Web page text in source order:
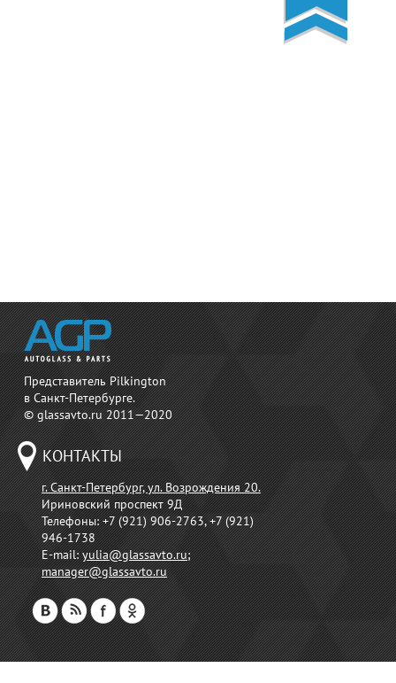
Представитель Pilkington
в Санкт-Петербурге.
© glassavto.ru 2011—2020
КОНТАКТЫ
г. Санкт-Петербург, ул. Возрождения 20.
Ириновский проспект 9Д
Телефоны:+7 (921) 906-2763, +7 (921)
946-1738
E-mail:yulia@glassavto.ru;
manager@glassavto.ru